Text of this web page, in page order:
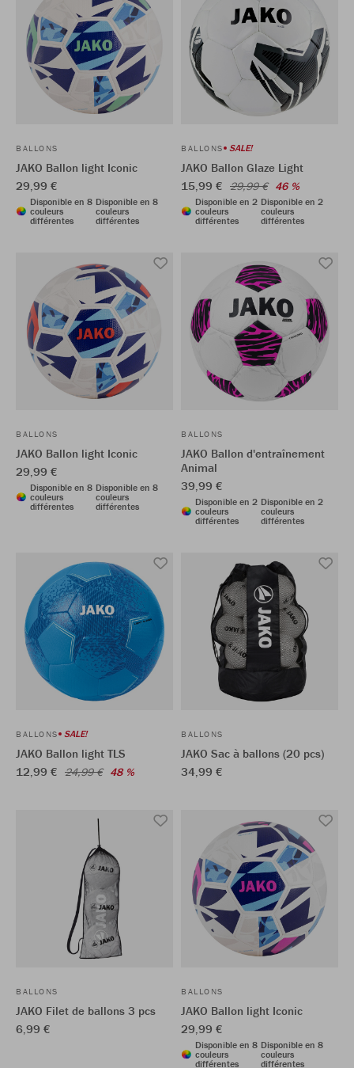
BALLONS
JAKO Ballon light Iconic
29,99 €
Disponible en 8
couleurs
différentes
Disponible en 8
couleurs
différentes
BALLONS SALE!
JAKO Ballon Glaze Light
15,99 € 29,99 € 46 %
Disponible en 2
couleurs
différentes
Disponible en 2
couleurs
différentes
BALLONS
JAKO Ballon light Iconic
29,99 €
Disponible en 8
couleurs
différentes
Disponible en 8
couleurs
différentes
BALLONS
JAKO Ballon d'entraînement
Animal
39,99 €
Disponible en 2
couleurs
différentes
Disponible en 2
couleurs
différentes
BALLONS SALE!
JAKO Ballon light TLS
12,99 € 24,99 € 48 %
BALLONS
JAKO Sac à ballons (20 pcs)
34,99 €
BALLONS
JAKO Filet de ballons 3 pcs
6,99 €
BALLONS
JAKO Ballon light Iconic
29,99 €
Disponible en 8
couleurs
différentes
Disponible en 8
couleurs
différentes